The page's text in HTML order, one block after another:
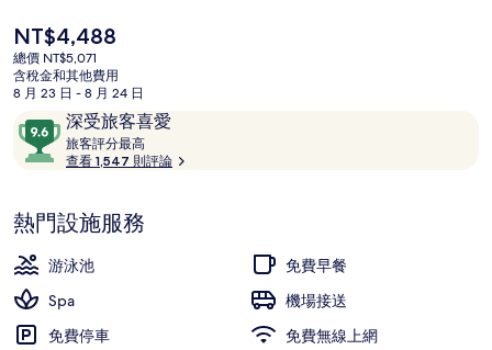
集
目
前
的
價
是
NT$4,488
NT$4,488
總價 NT$5,071
含稅金和其他費用
8 月 23 日 - 8 月 24 日
評
論
深受旅客喜愛
9.6
分，
滿
10，
深
受
客
喜
旅客評分最高
客
查看 1,547 則評論
熱門設施服務
游泳池
免費早餐
Spa
機場接送
免費停車
免費無線上網